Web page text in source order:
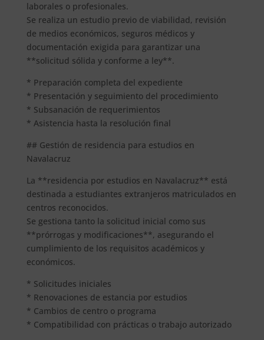
laborales o profesionales.
Se realiza un estudio previo de viabilidad, revisión
de medios económicos, seguros médicos y
documentación exigida para garantizar una
**solicitud sólida y conforme a ley**.
* Preparación completa del expediente
* Presentación y seguimiento del procedimiento
* Subsanación de requerimientos
* Asistencia hasta la resolución final
## Gestión de residencia para estudios en
Navalacruz
La **residencia por estudios en Navalacruz** está
destinada a estudiantes extranjeros matriculados en
centros reconocidos.
Se gestiona tanto la solicitud inicial como sus
**prórrogas y modificaciones**, asegurando el
cumplimiento de los requisitos académicos y
económicos.
* Solicitudes iniciales
* Renovaciones de estancia por estudios
* Cambios de centro o programa
* Compatibilidad con prácticas o trabajo autorizado